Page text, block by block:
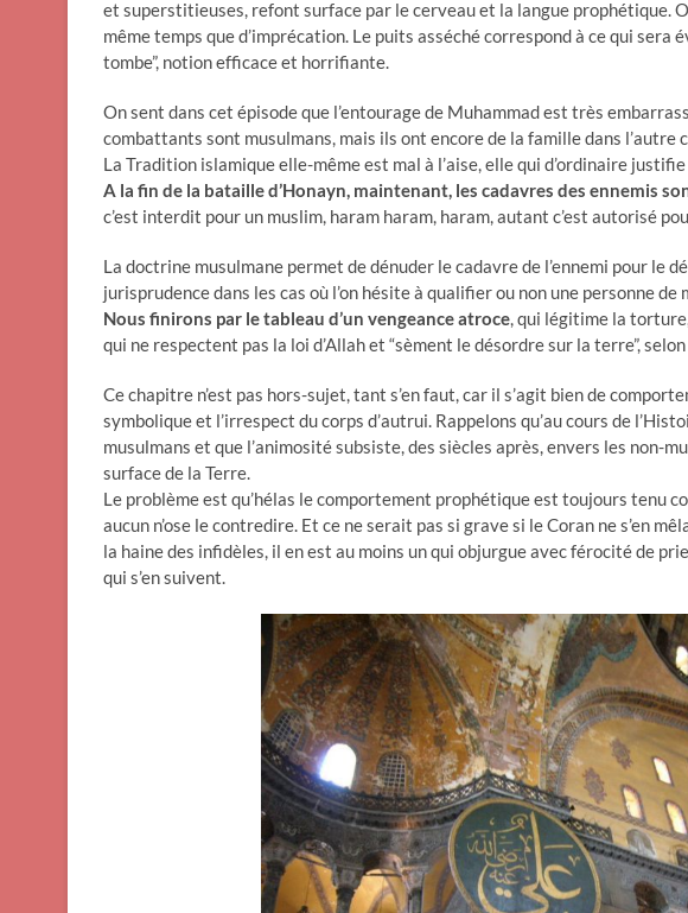
et superstitieuses, refont surface par le cerveau et la langue prophétique.
même temps que d’imprécation. Le puits asséché correspond à ce qui sera
tombe”, notion efficace et horrifiante.
On sent dans cet épisode que l’entourage de Muhammad est très
combattants sont musulmans, mais ils ont encore de la famille dans l’autre
La Tradition islamique elle-même est mal à l’aise, elle qui d’ordinaire
A la fin de la bataille d’Honayn, maintenant, les cadavres des ennemis
c’est interdit pour un muslim, haram haram, haram, autant c’est autorisé
La doctrine musulmane permet de dénuder le cadavre de l’ennemi pour le
jurisprudence dans les cas où l’on hésite à qualifier ou non une personne
Nous finirons par le tableau d’un vengeance atroce, qui légitime la
qui ne respectent pas la loi d’Allah et “sèment le désordre sur la terre”,
Ce chapitre n’est pas hors-sujet, tant s’en faut, car il s’agit bien de
symbolique et l’irrespect du corps d’autrui. Rappelons qu’au cours de
musulmans et que l’animosité subsiste, des siècles après, envers les non-
surface de la Terre.
Le problème est qu’hélas le comportement prophétique est toujours tenu
aucun n’ose le contredire. Et ce ne serait pas si grave si le Coran ne s’en
la haine des infidèles, il en est au moins un qui objurgue avec férocité de
qui s’en suivent.